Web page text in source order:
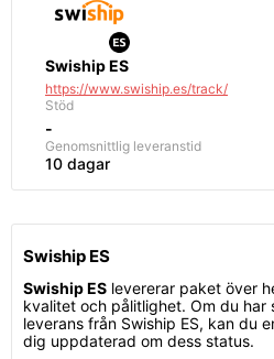
Swiship ES
https://www.swiship.es/track/
Stöd
-
Genomsnittlig leveranstid
10 dagar
Swiship ES
Swiship ES levererar paket över
kvalitet och pålitlighet. Om du har
leverans från Swiship ES, kan du
dig uppdaterad om dess status.